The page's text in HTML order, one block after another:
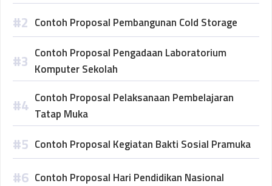
Contoh Proposal Pembangunan Cold Storage
Contoh Proposal Pengadaan Laboratorium
Komputer Sekolah
Contoh Proposal Pelaksanaan Pembelajaran
Tatap Muka
Contoh Proposal Kegiatan Bakti Sosial Pramuka
Contoh Proposal Hari Pendidikan Nasional